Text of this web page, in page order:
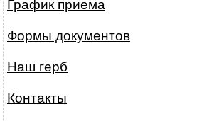
График приема
Формы документов
Наш герб
Контакты